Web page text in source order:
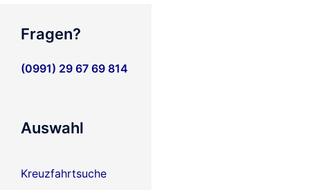
Fragen?
(0991) 29 67 69 814
Auswahl
Kreuzfahrtsuche